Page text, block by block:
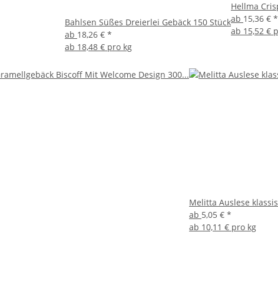
Bahlsen Süßes Dreierlei Gebäck 150 Stück
ab 18,26 € *
ab 18,48 € pro kg
Hellma
ab 15,36 € *
ab 15,52 €
Melitta Auslese
ab 5,05 € *
ab 10,11 € pro kg